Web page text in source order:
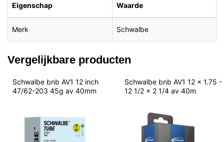
Eigenschap Waarde
Merk Schwalbe
Vergelijkbare producten
Schwalbe bnb AV1 12 inch
47/62-203 45g av 40mm
Schwalbe bnb AV1 12 x 1.75 -
12 1/2 x 2 1/4 av 40m